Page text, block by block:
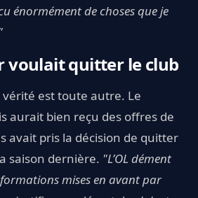
énormément de choses que je
voulait quitter le club
vérité est toute autre. Le
aurait bien reçu des offres de
avait pris la décision de quitter
saison dernière. "L’OL dément
mises en avant par